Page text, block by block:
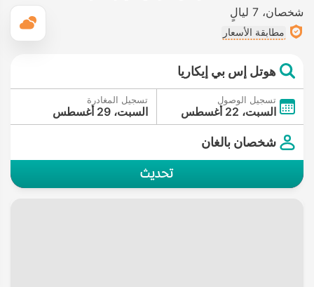
شخصان 7 ليالٍ
مطابقة الأسعار
هوتل إس بي إيكاريا
تسجيل الوصول
السبت، 22 أغسطس
تسجيل المغادرة
السبت، 29 أغسطس
شخصان بالغان
تحديث